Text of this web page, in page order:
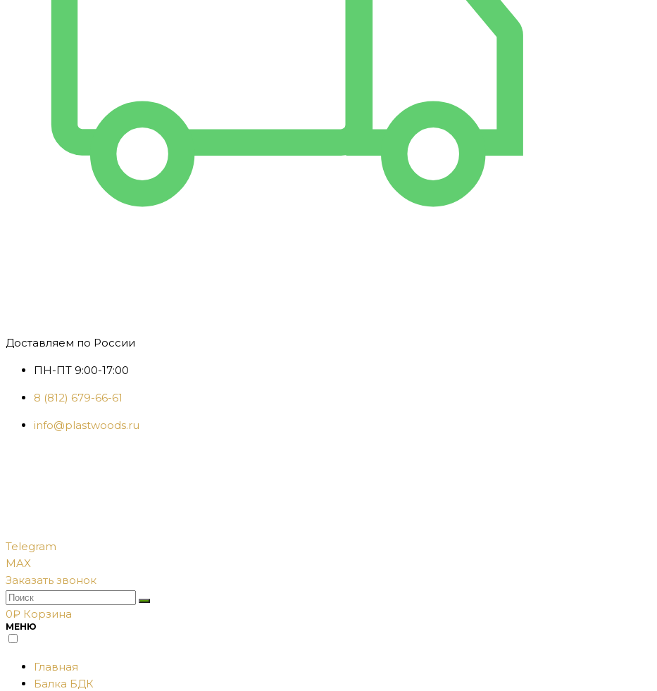
Доставляем по России
ПН-ПТ 9:00-17:00
8 (812) 679-66-61
info@plastwoods.ru
Telegram
MAX
Заказать звонок
0₽ Корзина
МЕНЮ
Главная
Балка БДК